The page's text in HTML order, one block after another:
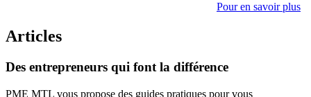
Pour en savoir plus
Articles
Des entrepreneurs qui font la différence
PME MTL vous propose des guides pratiques pour vous